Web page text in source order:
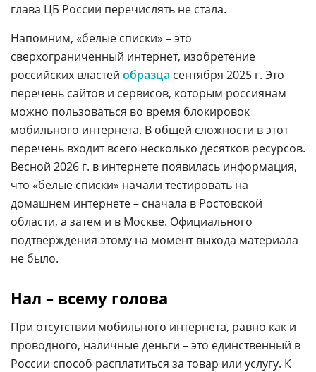
глава ЦБ России перечислять не стала.
Напомним, «белые списки» – это
сверхограниченный интернет, изобретение
российских властей образца сентября 2025 г. Это
перечень сайтов и сервисов, которым россиянам
можно пользоваться во время блокировок
мобильного интернета. В общей сложности в этот
перечень входит всего несколько десятков ресурсов.
Весной 2026 г. в интернете появилась информация,
что «белые списки» начали тестировать на
домашнем интернете – сначала в Ростовской
области, а затем и в Москве. Официального
подтверждения этому на момент выхода материала
не было.
Нал – всему голова
При отсутствии мобильного интернета, равно как и
проводного, наличные деньги – это единственный в
России способ расплатиться за товар или услугу. К